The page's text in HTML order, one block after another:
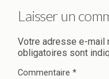
Laisser un
Votre adresse e-mail
obligatoires sont
Commentaire *